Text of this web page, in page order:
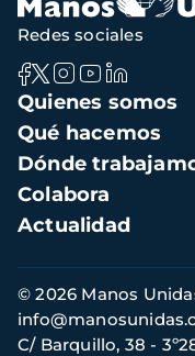
Navegación
principal
Quienes somos
Qué hacemos
Dónde
Colabora
Actualidad
Redes sociales
Información
de
contacto
© 2026 Manos
C/ Barquillo, 38 -